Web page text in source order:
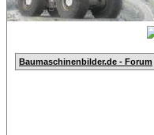
Baumaschinenbilder.de - Forum